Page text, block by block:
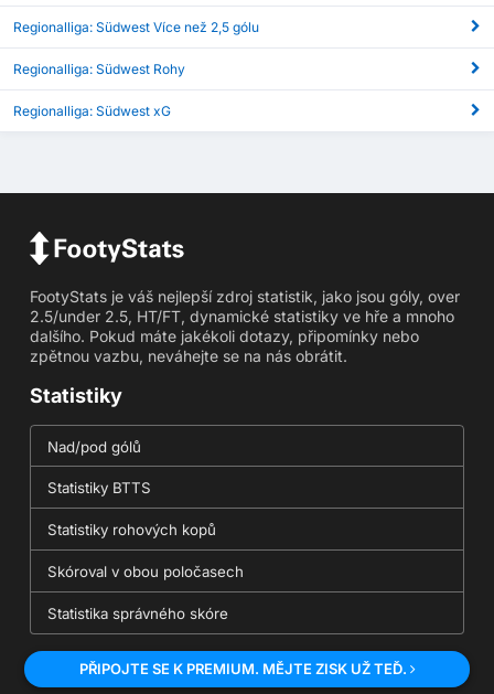
Regionalliga: Südwest Více než 2,5 gólu
Regionalliga: Südwest Rohy
Regionalliga: Südwest xG
FootyStats je váš nejlepší zdroj statistik, jako jsou góly, over
2.5/under 2.5, HT/FT, dynamické statistiky ve hře a mnoho
dalšího. Pokud máte jakékoli dotazy, připomínky nebo
zpětnou vazbu, neváhejte se na nás obrátit.
Statistiky
Nad/pod gólů
Statistiky BTTS
Statistiky rohových kopů
Skóroval v obou poločasech
Statistika správného skóre
NástrojePŘIPOJTE SE K PREMIUM. MĚJTE ZISK UŽ TEĎ.